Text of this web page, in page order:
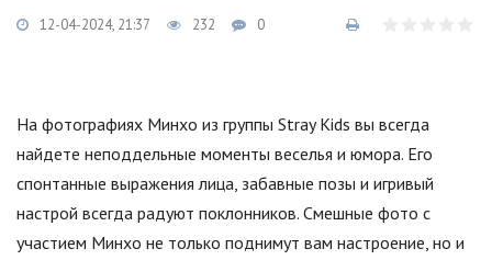
12-04-2024, 21:37 232 0
На фотографиях Минхо из группы Stray Kids вы всегда
найдете неподдельные моменты веселья и юмора. Его
спонтанные выражения лица, забавные позы и игривый
настрой всегда радуют поклонников. Смешные фото с
участием Минхо не только поднимут вам настроение, но и